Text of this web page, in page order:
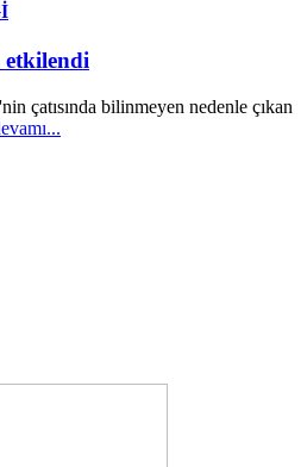
etkilendi
çatısında bilinmeyen nedenle çıkan